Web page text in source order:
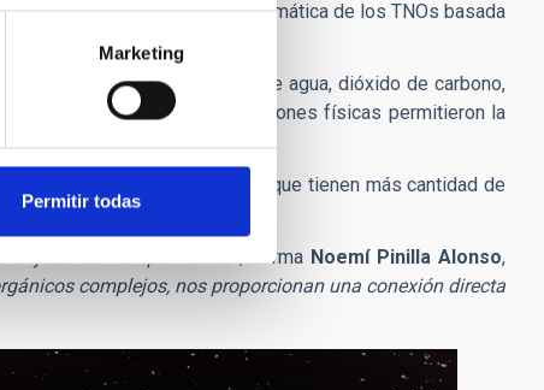
Marketing
Permitir todas
la primera clasificación sistemática de los TNOs basada
relativas de hielos de agua, dióxido de carbono,
zonas donde las condiciones físicas permitieron la
al Sol, mientras que los que tienen más cantidad de
objetos transneptunianos”, afirma Noemí Pinilla Alonso,
complejos, nos proporcionan una conexión directa